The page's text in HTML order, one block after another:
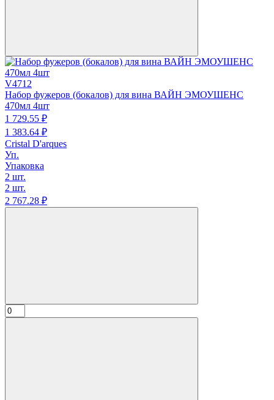
V4712
Набор фужеров (бокалов) для вина ВАЙН ЭМОУШЕНС
470мл 4шт
1 729.55 ₽
1 383.64 ₽
Cristal D'arques
Уп.
Упаковка
2 шт.
2 шт.
2 767.28 ₽